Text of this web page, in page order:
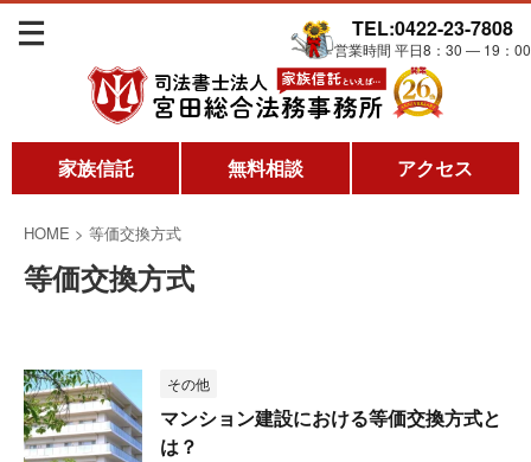
TEL:0422-23-7808
営業時間 平日8：30 ― 19：00
家族信託 無料相談 アクセス
HOME > 等価交換方式
等価交換方式
その他
マンション建設における等価交換方式と
は？